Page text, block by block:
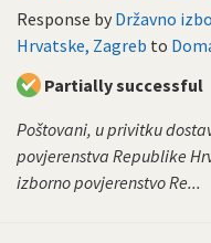
Response by Državno
Hrvatske, Zagreb to
Partially successful
Poštovani, u privitku
povjerenstva Republike
izborno povjerenstvo Re...